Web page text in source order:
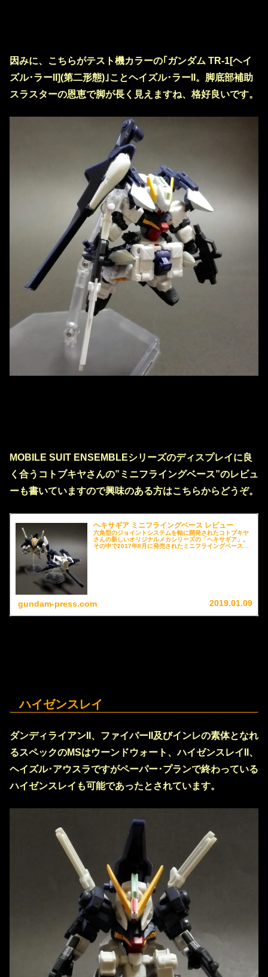
因みに、こちらがテスト機カラーの｢ガンダム TR-1[ヘイ
ズル･ラーII](第二形態)｣ことヘイズル･ラーII。脚底部補助
スラスターの恩恵で脚が長く見えますね、格好良いです。
MOBILE SUIT ENSEMBLEシリーズのディスプレイに良
く合うコトブキヤさんの”ミニフライングベース”のレビュ
ーも書いていますので興味のある方はこちらからどうぞ。
ヘキサギア ミニフライングベース レビュー
六角型のジョイントシステムを軸に開発されたコトブキヤ
さんの新しいオリジナルメカシリーズの「ヘキサギア」。
その中で2017年8月に発売されたミニフライングベースは
gundam-press.com 2019.01.09
ハイゼンスレイ
ダンディライアンII、ファイバーII及びインレの素体となれ
るスペックのMSはウーンドウォート、ハイゼンスレイII、
ヘイズル･アウスラですがペーパー･プランで終わっている
ハイゼンスレイも可能であったとされています。